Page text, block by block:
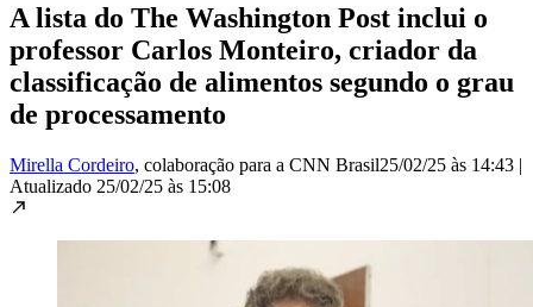
A lista do The Washington Post inclui o
professor Carlos Monteiro, criador da
classificação de alimentos segundo o grau
de processamento
Mirella Cordeiro, colaboração para a CNN Brasil25/02/25 às 14:43 |
Atualizado 25/02/25 às 15:08